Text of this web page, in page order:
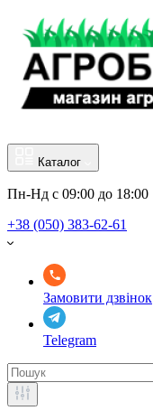
Каталог
Пн-Нд с 09:00 до 18:00
+38 (050) 383-62-61
Замовити дзвінок
Telegram